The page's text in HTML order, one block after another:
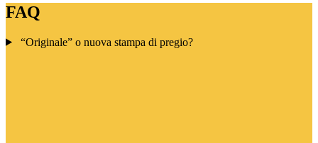
FAQ
“Originale” o nuova stampa di pregio?